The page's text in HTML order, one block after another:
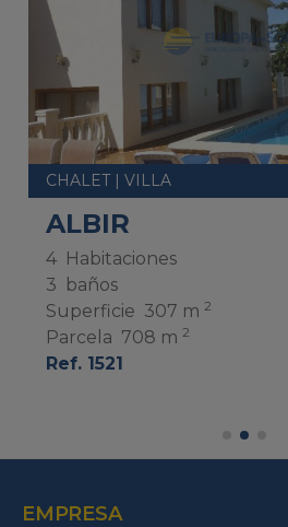
CHALET | VILLA
ALBIR
4 Habitaciones
3
baños
Superficie 307 m 2
Parcela 708 m 2
Ref. 1521
EMPRESA